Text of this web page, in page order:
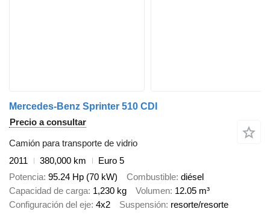
Mercedes-Benz Sprinter 510 CDI
Precio a consultar
Camión para transporte de vidrio
2011
380,000 km
Euro 5
Potencia 95.24 Hp (70 kW) Combustible diésel
Capacidad de carga 1,230 kg Volumen 12.05 m³
Configuración del eje 4x2 Suspensión resorte/resorte